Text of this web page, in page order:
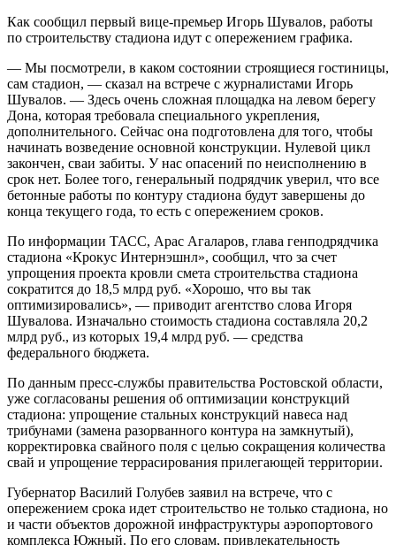
Как сообщил первый вице-премьер Игорь Шувалов, работы
по строительству стадиона идут с опережением графика.
— Мы посмотрели, в каком состоянии строящиеся гостиницы,
сам стадион, — сказал на встрече с журналистами Игорь
Шувалов. — Здесь очень сложная площадка на левом берегу
Дона, которая требовала специального укрепления,
дополнительного. Сейчас она подготовлена для того, чтобы
начинать возведение основной конструкции. Нулевой цикл
закончен, сваи забиты. У нас опасений по неисполнению в
срок нет. Более того, генеральный подрядчик уверил, что все
бетонные работы по контуру стадиона будут завершены до
конца текущего года, то есть с опережением сроков.
По информации ТАСС, Арас Агаларов, глава генподрядчика
стадиона «Крокус Интернэшнл», сообщил, что за счет
упрощения проекта кровли смета строительства стадиона
сократится до 18,5 млрд руб. «Хорошо, что вы так
оптимизировались», — приводит агентство слова Игоря
Шувалова. Изначально стоимость стадиона составляла 20,2
млрд руб., из которых 19,4 млрд руб. — средства
федерального бюджета.
По данным пресс-службы правительства Ростовской области,
уже согласованы решения об оптимизации конструкций
стадиона: упрощение стальных конструкций навеса над
трибунами (замена разорванного контура на замкнутый),
корректировка свайного поля с целью сокращения количества
свай и упрощение террасирования прилегающей территории.
Губернатор Василий Голубев зая­вил на встрече, что с
опережением срока идет строительство не только стадиона, но
и части объектов дорожной инфраструктуры аэропортового
комплекса Южный. По его словам, привлекательность